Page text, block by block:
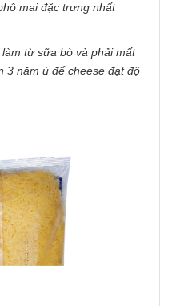
mai đặc trưng nhất
từ sữa bò và phải mất
3 năm ủ để cheese đạt độ